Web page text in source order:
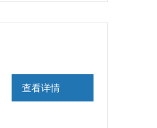
查看详情